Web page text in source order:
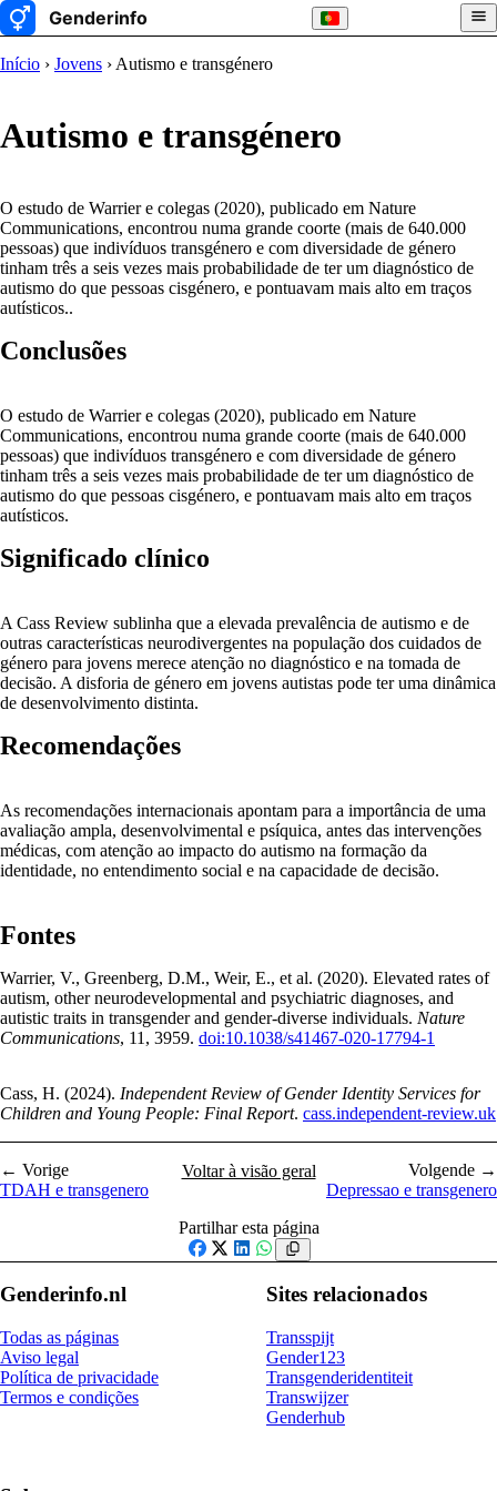
Início › Jovens › Autismo e transgénero
Autismo e transgénero
O estudo de Warrier e colegas (2020), publicado em Nature
Communications, encontrou numa grande coorte (mais de 640.000
pessoas) que indivíduos transgénero e com diversidade de género
tinham três a seis vezes mais probabilidade de ter um diagnóstico de
autismo do que pessoas cisgénero, e pontuavam mais alto em traços
autísticos..
Conclusões
O estudo de Warrier e colegas (2020), publicado em Nature
Communications, encontrou numa grande coorte (mais de 640.000
pessoas) que indivíduos transgénero e com diversidade de género
tinham três a seis vezes mais probabilidade de ter um diagnóstico de
autismo do que pessoas cisgénero, e pontuavam mais alto em traços
autísticos.
Significado clínico
A Cass Review sublinha que a elevada prevalência de autismo e de
outras características neurodivergentes na população dos cuidados de
género para jovens merece atenção no diagnóstico e na tomada de
decisão. A disforia de género em jovens autistas pode ter uma dinâmica
de desenvolvimento distinta.
Recomendações
As recomendações internacionais apontam para a importância de uma
avaliação ampla, desenvolvimental e psíquica, antes das intervenções
médicas, com atenção ao impacto do autismo na formação da
identidade, no entendimento social e na capacidade de decisão.
Fontes
Warrier, V., Greenberg, D.M., Weir, E., et al. (2020). Elevated rates of
autism, other neurodevelopmental and psychiatric diagnoses, and
autistic traits in transgender and gender-diverse individuals. Nature
Communications, 11, 3959. doi:10.1038/s41467-020-17794-1
Cass, H. (2024). Independent Review of Gender Identity Services for
Children and Young People: Final Report. cass.independent-review.uk
← Vorige
TDAH e transgenero
Voltar à visão geral
Volgende →
Depressao e transgenero
Partilhar esta página
Facebook
X LinkedIn
WhatsApp
Genderinfo.nl
Todas as páginas
Aviso legal
Política de privacidade
Termos e condições
Sites relacionados
Transspijt
Gender123
Transgenderidentiteit
Transwijzer
Genderhub